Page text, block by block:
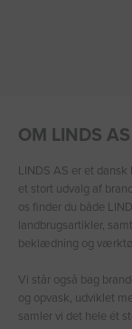
OM LINDS AS
LINDS AS er et
et stort udvalg af
os finder du både
landbrugsartikler,
beklædning og
Vi står også bag
og opvask, udviklet
samler vi det hele ét